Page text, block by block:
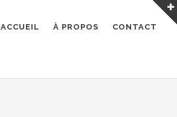
ACCUEIL À PROPOS CONTACT